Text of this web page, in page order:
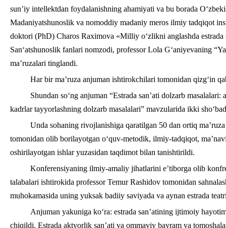
sun’iy intellektdan foydalanishning ahamiyati va bu borada
Madaniyatshunoslik va nomoddiy madaniy meros ilmiy tadqiqot
doktori (PhD) Charos Raximova «Milliy o‘zlikni anglashda
San‘atshunoslik fanlari nomzodi, professor Lola Gʻaniyevaning
ma’ruzalari tinglandi.
Har bir ma’ruza anjuman ishtirokchilari tomonidan qizg‘in
Shundan so‘ng anjuman “Estrada san’ati dolzarb
kadrlar tayyorlashning dolzarb masalalari” mavzularida ikki
Unda sohaning rivojlanishiga qaratilgan 50 dan ortiq
tomonidan olib borilayotgan o‘quv-metodik, ilmiy-tadqiqot,
oshirilayotgan ishlar yuzasidan taqdimot bilan tanishtirildi.
Konferensiyaning ilmiy-amaliy jihatlarini e’tiborga olib
talabalari ishtirokida professor Temur Rashidov tomonidan
muhokamasida uning yuksak badiiy saviyada va aynan estrada
Anjuman yakuniga ko‘ra: estrada san’atining ijtimoiy
chiqildi. Estrada aktyorlik san’ati va ommaviy bayram va